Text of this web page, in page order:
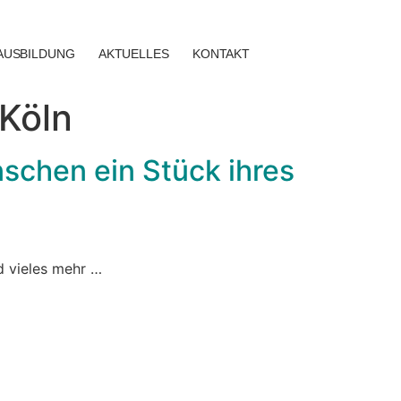
AKTUELLES KONTAKT
ein Stück ihres
vieles mehr …